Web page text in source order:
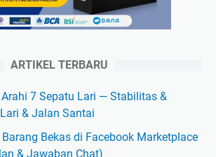
ARTIKEL TERBARU
Arahi 7 Sepatu Lari — Stabilitas &
& Jalan Santai
Bekas di Facebook Marketplace
& Jawaban Chat)